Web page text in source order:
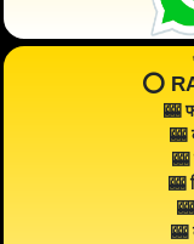
⭕️
🎰
🎰
🎰
🎰
🎰